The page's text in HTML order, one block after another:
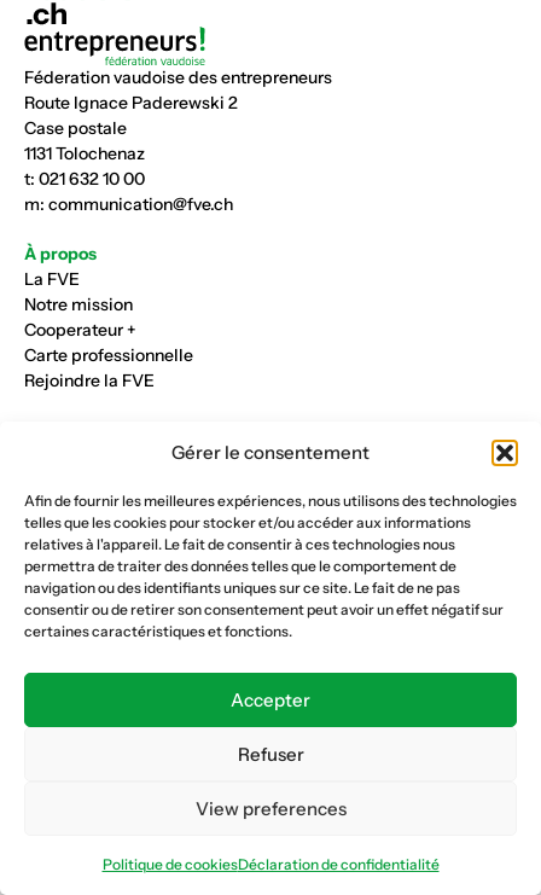
Gérer le consentement
Afin de fournir les meilleures expériences, nous utilisons des technologies
telles que les cookies pour stocker et/ou accéder aux informations
relatives à l'appareil. Le fait de consentir à ces technologies nous
permettra de traiter des données telles que le comportement de
navigation ou des identifiants uniques sur ce site. Le fait de ne pas
consentir ou de retirer son consentement peut avoir un effet négatif sur
certaines caractéristiques et fonctions.
Accepter
Refuser
View preferences
Politique de cookiesDéclaration de confidentialité
Féderation vaudoise des entrepreneurs
Route Ignace Paderewski 2
Case postale
1131 Tolochenaz
t: 021 632 10 00
m: communication@fve.ch
À propos
La FVE
Notre mission
Cooperateur +
Carte professionnelle
Rejoindre la FVE
Maçonnerie et génie civil
Parqueterie et sols
Menuiserie et bois
Plâtrerie et peinture
Nous suivre
Formation continue
Caisse AVS 66.1
© Copyright 2026 FVE
Website :